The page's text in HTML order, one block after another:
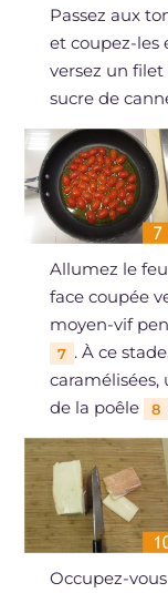
Passez aux
et coupez-les
versez un
sucre de
Allumez le
face coupée
moyen-vif
7 . À ce
de la poêle
8
Occupez-